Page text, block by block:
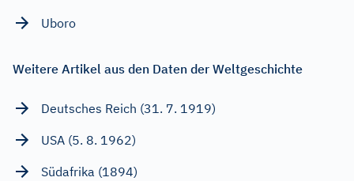
Uboro
Weitere Artikel aus den Daten der Weltgeschichte
Deutsches Reich (31. 7. 1919)
USA (5. 8. 1962)
Südafrika (1894)